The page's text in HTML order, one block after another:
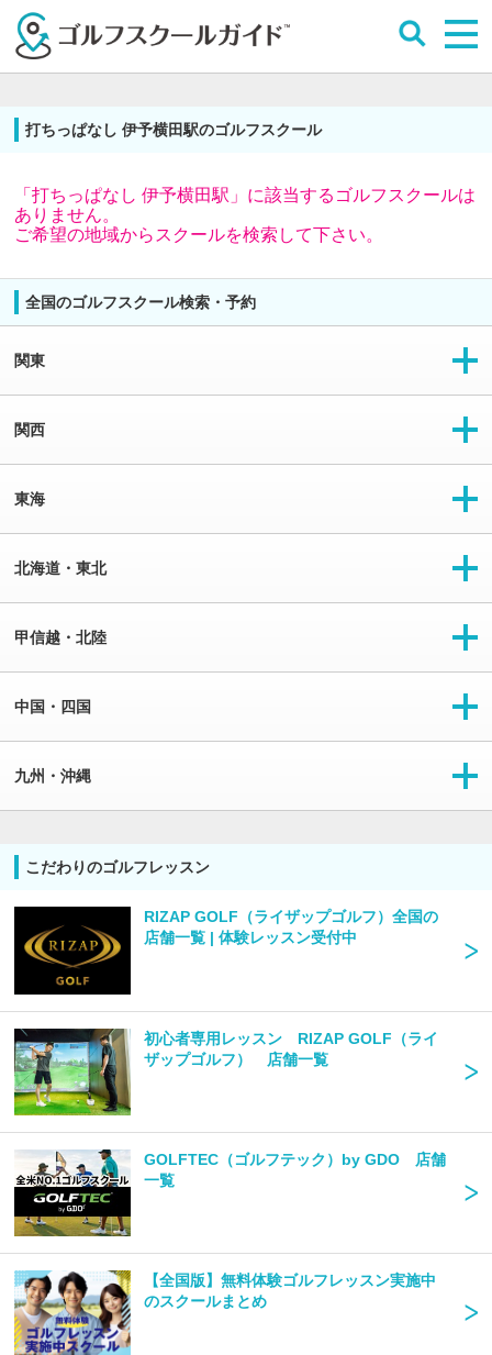
打ちっぱなし 伊予横田駅のゴルフスクール
「打ちっぱなし 伊予横田駅」に該当するゴルフスクールは
ありません。
ご希望の地域からスクールを検索して下さい。
全国のゴルフスクール検索・予約
関東
関西
東海
北海道・東北
甲信越・北陸
中国・四国
九州・沖縄
こだわりのゴルフレッスン
RIZAP GOLF（ライザップゴルフ）全国の
店舗一覧 | 体験レッスン受付中
初心者専用レッスン RIZAP GOLF（ライ
ザップゴルフ） 店舗一覧
GOLFTEC（ゴルフテック）by GDO 店舗
一覧
【全国版】無料体験ゴルフレッスン実施中
のスクールまとめ